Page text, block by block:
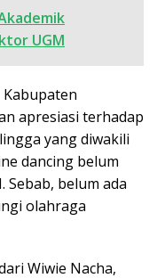
UGM
apresiasi terhadap
yang diwakili
dancing belum
Sebab, belum ada
olahraga
Wiwie Nacha,